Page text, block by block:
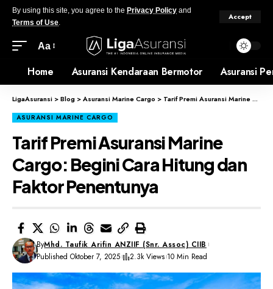
By using this site, you agree to the Privacy Policy and
Terms of Use.
Accept
Aa
Home Asuransi Kendaraan Bermotor Asuransi
LigaAsuransi >Blog >Asuransi Marine Cargo > Tarif Premi Asuransi Marine Cargo: Begini Cara Hitung dan Faktor Penentunya
ASURANSI MARINE CARGO
Tarif Premi Asuransi Marine
Cargo: Begini Cara Hitung dan
Faktor Penentunya
ByMhd. Taufik Arifin ANZIIF (Snr. Assoc) CIIB
Published Oktober 7, 2025
2.3k Views 10 Min Read